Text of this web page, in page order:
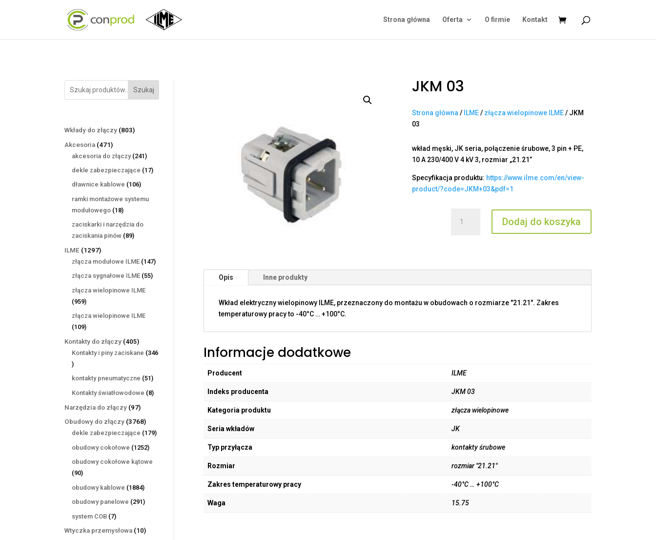
Strona główna Oferta O firmie Kontakt
Szukaj
Wkłady do złączy 803803
Akcesoria 471471
produktów
akcesoria do złączy 241241
produktów
dekle zabezpieczające 1717
dławnice kablowe 106106
ramki montażowe systemu
modułowego 1818
produktów
zaciskarki i narzędzia do
zaciskania pinów 8989
ILME 12971297
produktów
złącza modułowe ILME 147147
złącza sygnałowe ILME 5555
złącza wielopinowe ILME
959959
produktów
złącza wielopinowe ILME
109109
produktów
Kontakty do złączy 405405
produktów
Kontakty i piny zaciskane 346
346
produktów
kontakty pneumatyczne 5151
produktów
Kontakty światłowodowe 88
Narzędzia do złączy 9797
produktów
Obudowy do złączy 37683768
produktów
dekle zabezpieczające 179179
obudowy cokołowe 12521252
obudowy cokołowe kątowe
9090
produktów
obudowy kablowe 18841884
produkty
obudowy panelowe 291291
system COB 77
produktów
Wtyczka przemysłowa 1010
JKM 03
Strona główna / ILME/ złącza wielopinowe ILME/ JKM
03
wkład męski, JK seria, połączenie śrubowe, 3 pin + PE,
10 A 230/400 V 4 kV 3, rozmiar „21.21”
Specyfikacja produktu: https://www.ilme.com/en/view-
product/?code=JKM+03&pdf=1
JKM
Dodaj do koszyka
Opis Inne produkty
Wkład elektryczny wielopinowy ILME, przeznaczony do montażu w obudowach o rozmiarze "21.21". Zakres
temperaturowy pracy to -40°C … +100°C.
Informacje dodatkowe
Producent ILME
Indeks producenta JKM 03
Kategoria produktu złącza wielopinowe
Seria wkładów JK
Typ przyłącza kontakty śrubowe
Rozmiar rozmiar "21.21"
Zakres temperaturowy pracy -40°C … +100°C
Waga 15.75